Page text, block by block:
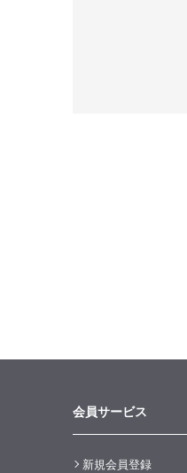
会員サービス
新規会員登録